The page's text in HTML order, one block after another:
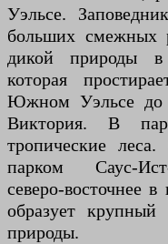
Уэльсе.
больших смежных
дикой природы в
которая
Южном Уэльсе до
Виктория. В
тропические
парком Саус-
северо-
образует
природы.